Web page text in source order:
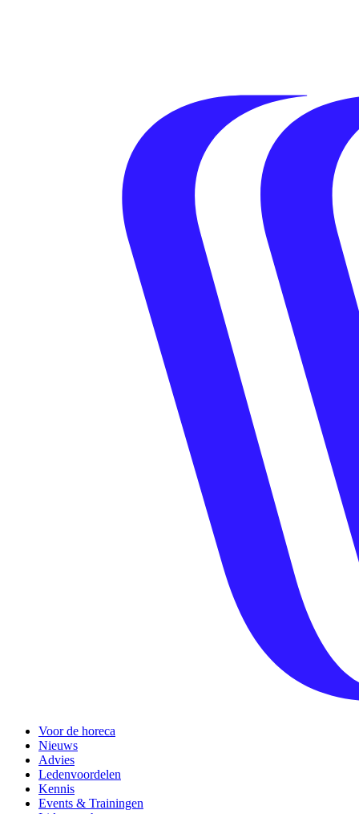
Voor de horeca
Nieuws
Advies
Ledenvoordelen
Kennis
Events & Trainingen